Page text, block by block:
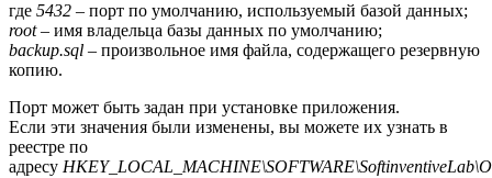
где 5432 – порт по умолчанию, используемый базой данных;
root– имя владельца базы данных по умолчанию;
backup.sql – произвольное имя файла, содержащего резервную
копию.
Порт может быть задан при установке приложения.
Если эти значения были изменены, вы можете их узнать в
реестре по
адресу